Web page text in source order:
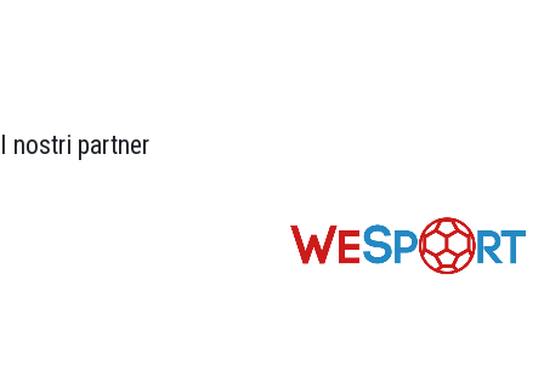
I nostri partner